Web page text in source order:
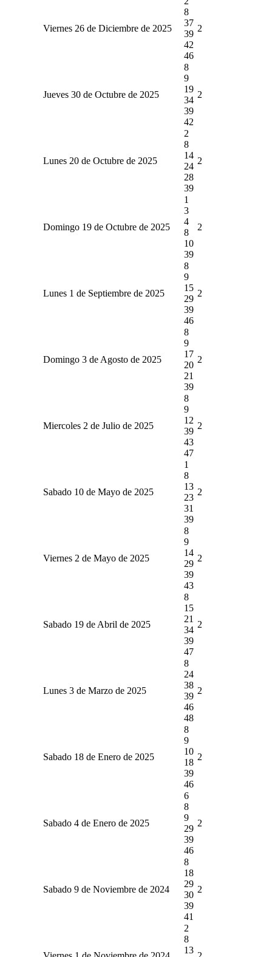
Viernes 26 de Diciembre de 2025
8
37
39
42
46
2
Jueves 30 de Octubre de 2025
8
9
19
34
39
42
2
Lunes 20 de Octubre de 2025
2
8
14
24
28
39
2
Domingo 19 de Octubre de 2025
1
3
4
8
10
39
2
Lunes 1 de Septiembre de 2025
8
9
15
29
39
46
2
Domingo 3 de Agosto de 2025
8
9
17
20
21
39
2
Miercoles 2 de Julio de 2025
8
9
12
39
43
47
2
Sabado 10 de Mayo de 2025
1
8
13
23
31
39
2
Viernes 2 de Mayo de 2025
8
9
14
29
39
43
2
Sabado 19 de Abril de 2025
8
15
21
34
39
47
2
Lunes 3 de Marzo de 2025
8
24
38
39
46
48
2
Sabado 18 de Enero de 2025
8
9
10
18
39
46
2
Sabado 4 de Enero de 2025
6
8
9
29
39
46
2
Sabado 9 de Noviembre de 2024
8
18
29
30
39
41
2
2
8
13